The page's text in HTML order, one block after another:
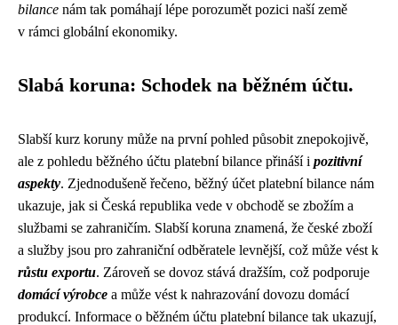
bilance nám tak pomáhají lépe porozumět pozici naší země
v rámci globální ekonomiky.
Slabá koruna: Schodek na běžném účtu.
Slabší kurz koruny může na první pohled působit znepokojivě,
ale z pohledu běžného účtu platební bilance přináší i pozitivní
aspekty. Zjednodušeně řečeno, běžný účet platební bilance nám
ukazuje, jak si Česká republika vede v obchodě se zbožím a
službami se zahraničím. Slabší koruna znamená, že české zboží
a služby jsou pro zahraniční odběratele levnější, což může vést k
růstu exportu. Zároveň se dovoz stává dražším, což podporuje
domácí výrobce a může vést k nahrazování dovozu domácí
produkcí. Informace o běžném účtu platební bilance tak ukazují,